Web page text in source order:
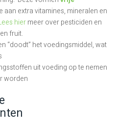
aan extra vitamines, mineralen en
hiermeer over pesticiden en
fruit.
“doodt” het voedingsmiddel, wat
uit voeding op te nemen
worden